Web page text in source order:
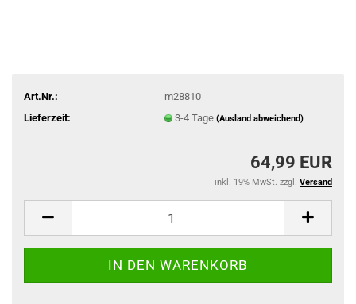
Art.Nr.:
m28810
Lieferzeit:
3-4 Tage (Ausland abweichend)
64,99 EUR
inkl. 19% MwSt. zzgl. Versand